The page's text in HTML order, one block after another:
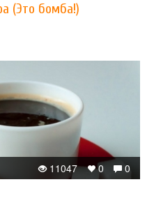
(Это бомба!)
0
0
11047